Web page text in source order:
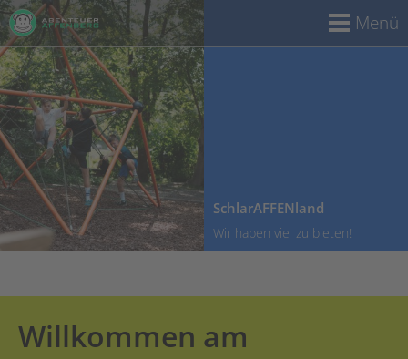
Menü
SchlarAFFENland
Wir haben viel zu bieten!
Willkommen am